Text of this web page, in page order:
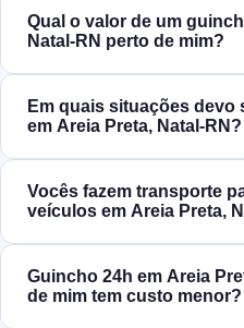
Qual o valor de um
Natal‑RN perto de mim?
Em quais situações
em Areia Preta, Natal‑RN?
Vocês fazem transporte
veículos em Areia Preta,
Guincho 24h em Areia
de mim tem custo menor?